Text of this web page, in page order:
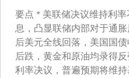
要点 * 美联储决议维持利
息，凸显联储内部对于通
后美元全线回落，美国国
后跌，黄金和原油均录得
利率决议，普遍预期将维